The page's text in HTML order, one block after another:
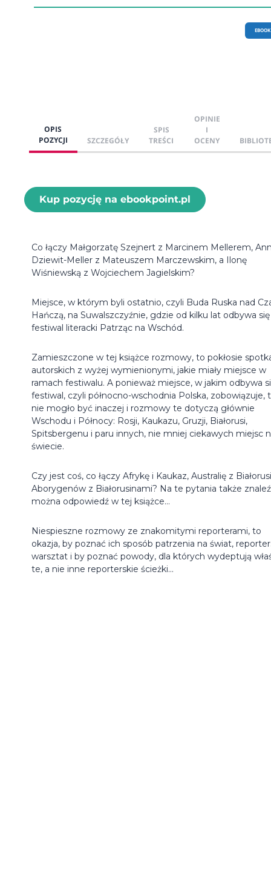
EBOOK
OPIS
POZYCJI
SZCZEGÓŁY
SPIS
TREŚCI
OPINIE
I
OCENY
Kup pozycję na ebookpoint.pl
Co łączy Małgorzatę Szejnert z Marcinem Mellerem,
Dziewit-Meller z Mateuszem Marczewskim, a Ilonę
Wiśniewską z Wojciechem Jagielskim?
Miejsce, w którym byli ostatnio, czyli Buda Ruska nad
Hańczą, na Suwalszczyźnie, gdzie od kilku lat odbywa się
festiwal literacki Patrząc na Wschód.
Zamieszczone w tej książce rozmowy, to pokłosie
autorskich z wyżej wymienionymi, jakie miały miejsce w
ramach festiwalu. A ponieważ miejsce, w jakim odbywa
festiwal, czyli północno-wschodnia Polska, zobowiązuje,
nie mogło być inaczej i rozmowy te dotyczą głównie
Wschodu i Północy: Rosji, Kaukazu, Gruzji, Białorusi,
Spitsbergenu i paru innych, nie mniej ciekawych miejsc
świecie.
Czy jest coś, co łączy Afrykę i Kaukaz, Australię z
Aborygenów z Białorusinami? Na te pytania także
można odpowiedź w tej książce...
Niespieszne rozmowy ze znakomitymi reporterami, to
okazja, by poznać ich sposób patrzenia na świat,
warsztat i by poznać powody, dla których wydeptują
te, a nie inne reporterskie ścieżki...